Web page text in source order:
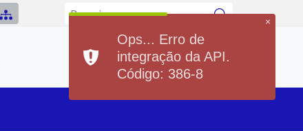
Previsão do Tempo
Hoje
Min20°Max37°
Sábado
Min 20°
×
Ops... Erro de
integração da API.
Código: 386-8